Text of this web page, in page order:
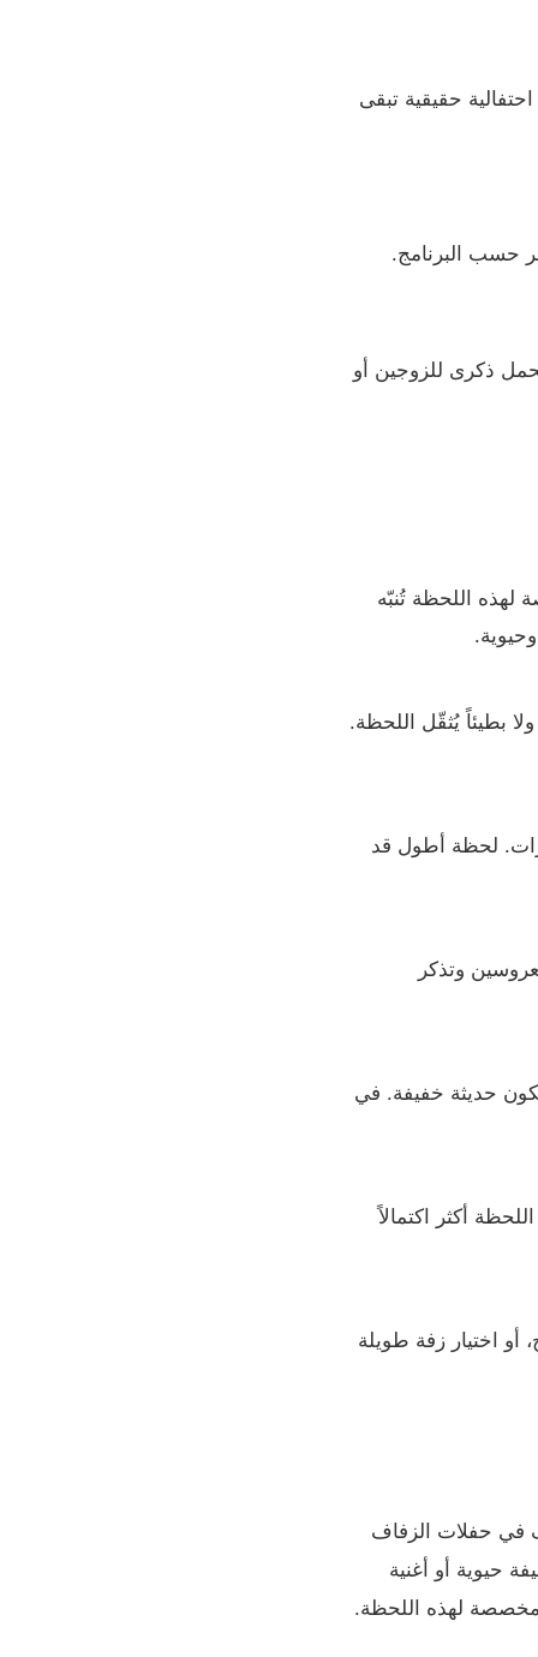
حقيقية تبقى
حسب البرنامج.
ذكرى للزوجين أو
اللحظة تُنبّه
بطيئاً يُثقّل اللحظة.
لحظة أطول قد
وتذكر
حديثة خفيفة. في
أكثر اكتمالاً
أو اختيار زفة طويلة
في حفلات الزفاف
حيوية أو أغنية
لهذه اللحظة.